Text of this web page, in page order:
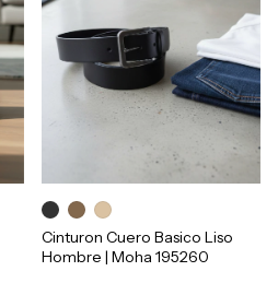
Cinturon Cuero Basico Liso
Hombre | Moha 195260